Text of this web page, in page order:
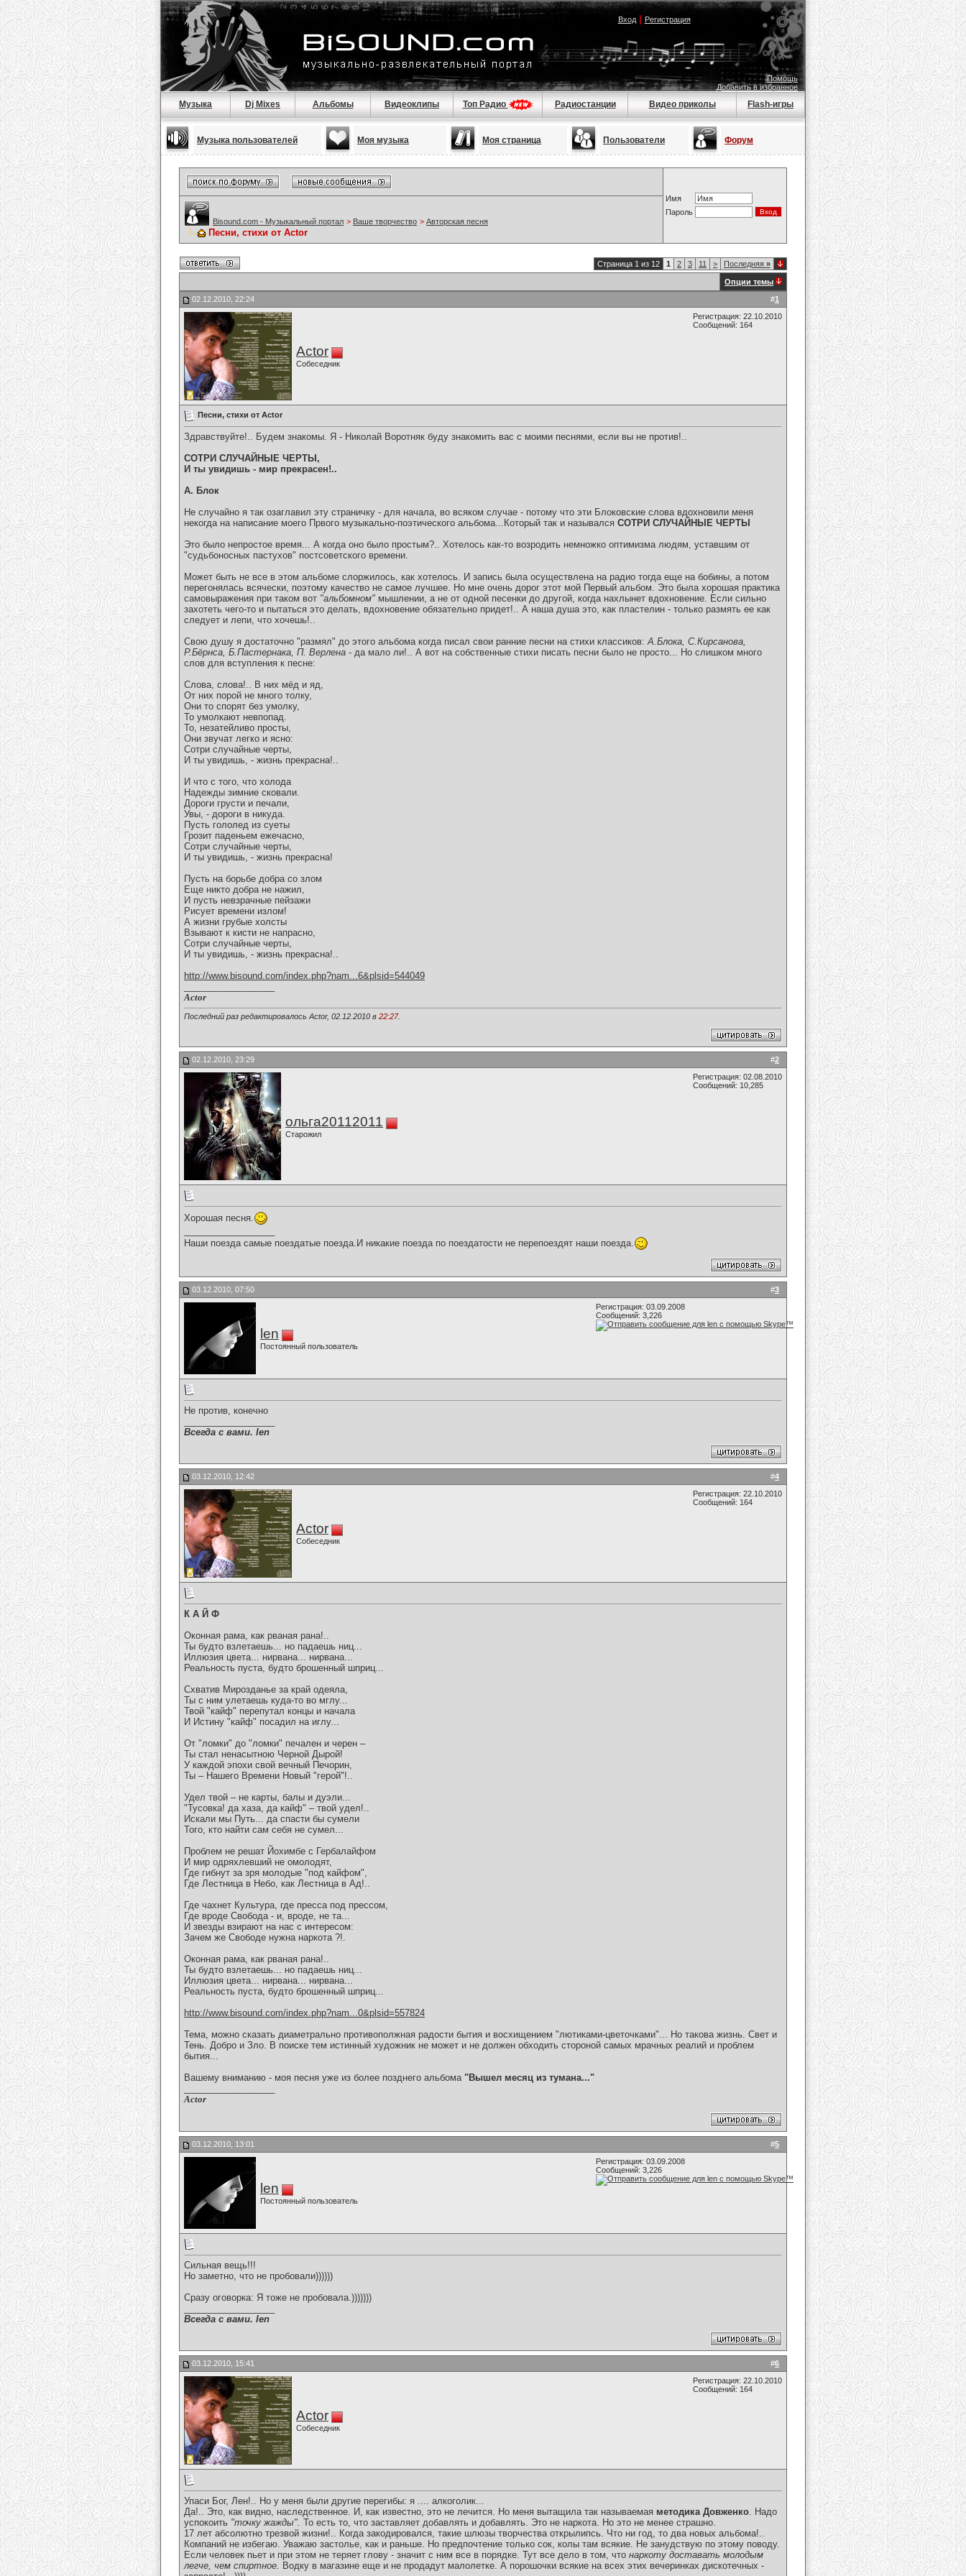
Вход| Регистрация
Помощь
Добавить в избранное
Музыка Dj Mixes Альбомы Видеоклипы Топ Радио Радиостанции Видео приколы Flash-игры
Музыка пользователей Моя музыка Моя страница Пользователи Форум
Имя
Пароль
Bisound.com - Музыкальный портал > Ваше творчество > Авторская песня
Песни, стихи от Actor
Страница 1 из 12 1 2 3 11 > Последняя »
Опции темы
#1
02.12.2010, 22:24
Actor
Собеседник
Регистрация: 22.10.2010
Сообщений: 164
Песни, стихи от Actor
Здравствуйте!.. Будем знакомы. Я - Николай Воротняк буду знакомить вас с моими песнями, если вы не против!..
СОТРИ СЛУЧАЙНЫЕ ЧЕРТЫ,
И ты увидишь - мир прекрасен!..
А. Блок
Не случайно я так озаглавил эту страничку - для начала, во всяком случае - потому что эти Блоковские слова вдохновили меня
некогда на написание моего Првого музыкально-поэтического альбома...Который так и назывался СОТРИ СЛУЧАЙНЫЕ ЧЕРТЫ
Это было непростое время... А когда оно было простым?.. Хотелось как-то возродить немножко оптимизма людям, уставшим от
"судьбоносных пастухов" постсоветского времени.
Может быть не все в этом альбоме слоржилось, как хотелось. И запись была осуществлена на радио тогда еще на бобины, а потом
перегонялась всячески, поэтому качество не самое лучшее. Но мне очень дорог этот мой Первый альбом. Это была хорошая практика
самовыражения при таком вот "альбомном" мышлении, а не от одной песенки до другой, когда нахлынет вдохновение. Если сильно
захотеть чего-то и пытаться это делать, вдохновение обязательно придет!.. А наша душа это, как пластелин - только размять ее как
следует и лепи, что хочешь!..
Свою душу я достаточно "размял" до этого альбома когда писал свои ранние песни на стихи классиков:А.Блока, С.Кирсанова,
Р.Бёрнса, Б.Пастернака, П. Верлена - да мало ли!.. А вот на собственные стихи писать песни было не просто... Но слишком много
слов для вступления к песне:
Слова, слова!.. В них мёд и яд,
От них порой не много толку,
Они то спорят без умолку,
То умолкают невпопад.
То, незатейливо просты,
Они звучат легко и ясно:
Сотри случайные черты,
И ты увидишь, - жизнь прекрасна!..
И что с того, что холода
Надежды зимние сковали.
Дороги грусти и печали,
Увы, - дороги в никуда.
Пусть гололед из суеты
Грозит паденьем ежечасно,
Сотри случайные черты,
И ты увидишь, - жизнь прекрасна!
Пусть на борьбе добра со злом
Еще никто добра не нажил,
И пусть невзрачные пейзажи
Рисует времени излом!
А жизни грубые холсты
Взывают к кисти не напрасно,
Сотри случайные черты,
И ты увидишь, - жизнь прекрасна!..
http://www.bisound.com/index.php?nam...6&plsid=544049
Actor
Последний раз редактировалось Actor, 02.12.2010 в 22:27.
#2
02.12.2010, 23:29
ольга20112011
Старожил
Регистрация: 02.08.2010
Сообщений: 10,285
Хорошая песня.
Наши поезда самые поездатые поезда.И никакие поезда по поездатости не перепоездят наши поезда.
#3
03.12.2010, 07:50
len
Постоянный пользователь
Регистрация: 03.09.2008
Сообщений: 3,226
Не против, конечно
Всегда с вами. len
#4
03.12.2010, 12:42
Actor
Собеседник
Регистрация: 22.10.2010
Сообщений: 164
К А Й Ф
Оконная рама, как рваная рана!..
Ты будто взлетаешь... но падаешь ниц...
Иллюзия цвета... нирвана... нирвана...
Реальность пуста, будто брошенный шприц...
Схватив Мирозданье за край одеяла,
Ты с ним улетаешь куда-то во мглу...
Твой "кайф" перепутал концы и начала
И Истину "кайф" посадил на иглу...
От "ломки" до "ломки" печален и черен –
Ты стал ненасытною Черной Дырой!
У каждой эпохи свой вечный Печорин,
Ты – Нашего Времени Новый "герой"!..
Удел твой – не карты, балы и дуэли...
"Тусовка! да хаза, да кайф" – твой удел!..
Искали мы Путь... да спасти бы сумели
Того, кто найти сам себя не сумел...
Проблем не решат Йохимбе с Гербалайфом
И мир одряхлевший не омолодят,
Где гибнут за зря молодые "под кайфом",
Где Лестница в Небо, как Лестница в Ад!..
Где чахнет Культура, где пресса под прессом,
Где вроде Свобода - и, вроде, не та...
И звезды взирают на нас с интересом:
Зачем же Свободе нужна наркота ?!.
Оконная рама, как рваная рана!..
Ты будто взлетаешь... но падаешь ниц...
Иллюзия цвета... нирвана... нирвана...
Реальность пуста, будто брошенный шприц...
http://www.bisound.com/index.php?nam...0&plsid=557824
Тема, можно сказать диаметрально противополжная радости бытия и восхищением "лютиками-цветочками"... Но такова жизнь. Свет и
Тень. Добро и Зло. В поиске тем истинный художник не может и не должен обходить стороной самых мрачных реалий и проблем
бытия...
Вашему вниманию - моя песня уже из более позднего альбома"Вышел месяц из тумана..."
Actor
#5
03.12.2010, 13:01
len
Постоянный пользователь
Регистрация: 03.09.2008
Сообщений: 3,226
Сильная вещь!!!
Но заметно, что не пробовали))))))
Сразу оговорка: Я тоже не пробовала.)))))))
Всегда с вами. len
#6
03.12.2010, 15:41
Actor
Собеседник
Регистрация: 22.10.2010
Сообщений: 164
Упаси Бог, Лен!.. Но у меня были другие перегибы: я .... алкоголик...
Да!.. Это, как видно, наследственное. И, как известно, это не лечится. Но меня вытащила так называемая методика Довженко. Надо
успокоить "точку жажды". То есть то, что заставляет добавлять и добавлять. Это не наркота. Но это не менее страшно.
17 лет абсолютно трезвой жизни!.. Когда закодировался, такие шлюзы творчества открылипсь. Что ни год, то два новых альбома!..
Компаний не избегаю. Уважаю застолье, как и раньше. Но предпочтение только сок, колы там всякие. Не занудствую по этому поводу.
Если человек пьет и при этом не теряет глову - значит с ним все в порядке. Тут все дело в том, что наркоту доставать молодым
легче, чем спиртное. Водку в магазине еще и не продадут малолетке. А порошочки всякие на всех этих вечеринках дискотечных -